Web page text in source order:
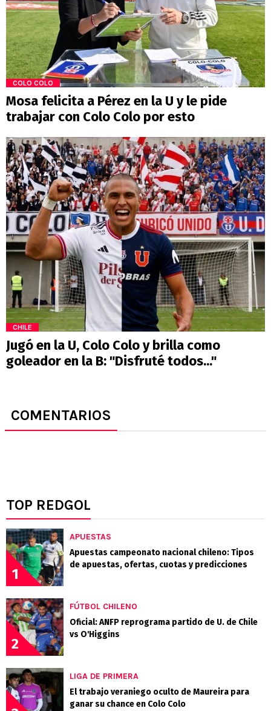
COLO COLO
Mosa felicita a Pérez en la U y le pide
trabajar con Colo Colo por esto
CHILE
Jugó en la U, Colo Colo y brilla como
goleador en la B: "Disfruté todos..."
COMENTARIOS
TOP REDGOL
1
APUESTAS
Apuestas campeonato nacional chileno: Tipos
de apuestas, ofertas, cuotas y predicciones
2
FÚTBOL CHILENO
Oficial: ANFP reprograma partido de U. de Chile
vs O'Higgins
LIGA DE PRIMERA
El trabajo veraniego oculto de Maureira para
ganar su chance en Colo Colo